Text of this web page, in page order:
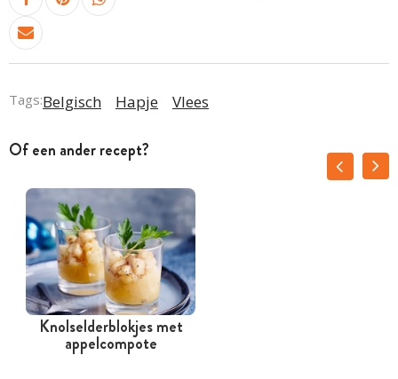
Tags:Belgisch Hapje Vlees
Of een ander recept?
Knolselderblokjes met
appelcompote